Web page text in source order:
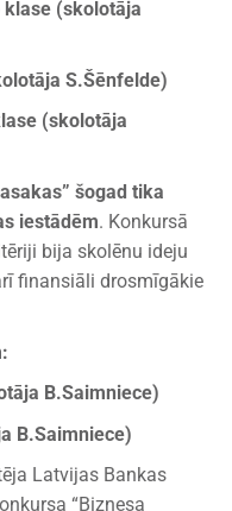
(skolotāja
S.Šēnfelde)
(skolotāja
šogad tika
iestādēm. Konkursā
bija skolēnu ideju
finansiāli drosmīgākie
B.Saimniece)
B.Saimniece)
Latvijas Bankas
“Biznesa